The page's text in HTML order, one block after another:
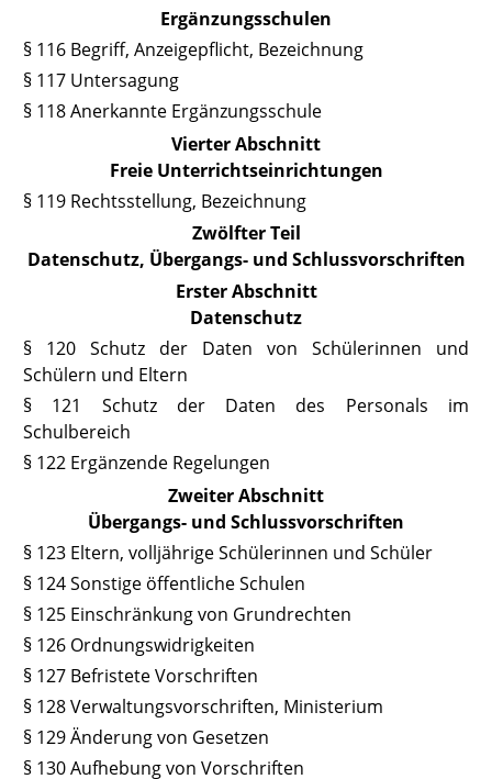
Ergänzungsschulen
§ 116 Begriff, Anzeigepflicht, Bezeichnung
§ 117 Untersagung
§ 118 Anerkannte Ergänzungsschule
Vierter Abschnitt
Freie Unterrichtseinrichtungen
§ 119 Rechtsstellung, Bezeichnung
Zwölfter Teil
Datenschutz, Übergangs- und Schlussvorschriften
Erster Abschnitt
Datenschutz
§ 120 Schutz der Daten von Schülerinnen und
Schülern und Eltern
§ 121 Schutz der Daten des Personals im
Schulbereich
§ 122 Ergänzende Regelungen
Zweiter Abschnitt
Übergangs- und Schlussvorschriften
§ 123 Eltern, volljährige Schülerinnen und Schüler
§ 124 Sonstige öffentliche Schulen
§ 125 Einschränkung von Grundrechten
§ 126 Ordnungswidrigkeiten
§ 127 Befristete Vorschriften
§ 128 Verwaltungsvorschriften, Ministerium
§ 129 Änderung von Gesetzen
§ 130 Aufhebung von Vorschriften